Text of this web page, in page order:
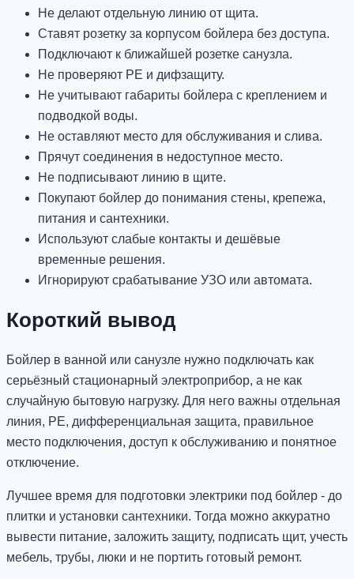
Не делают отдельную линию от щита.
Ставят розетку за корпусом бойлера без доступа.
Подключают к ближайшей розетке санузла.
Не проверяют PE и дифзащиту.
Не учитывают габариты бойлера с креплением и
подводкой воды.
Не оставляют место для обслуживания и слива.
Прячут соединения в недоступное место.
Не подписывают линию в щите.
Покупают бойлер до понимания стены, крепежа,
питания и сантехники.
Используют слабые контакты и дешёвые
временные решения.
Игнорируют срабатывание УЗО или автомата.
Короткий вывод
Бойлер в ванной или санузле нужно подключать как
серьёзный стационарный электроприбор, а не как
случайную бытовую нагрузку. Для него важны отдельная
линия, PE, дифференциальная защита, правильное
место подключения, доступ к обслуживанию и понятное
отключение.
Лучшее время для подготовки электрики под бойлер - до
плитки и установки сантехники. Тогда можно аккуратно
вывести питание, заложить защиту, подписать щит, учесть
мебель, трубы, люки и не портить готовый ремонт.